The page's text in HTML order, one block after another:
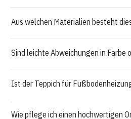
Aus welchen Materialien besteht
Sind leichte Abweichungen in Farbe
Ist der Teppich für
Wie pflege ich einen hochwertigen